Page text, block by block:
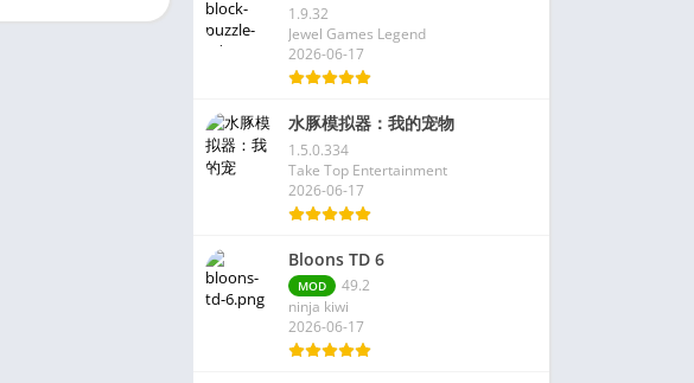
1.9.32
Jewel Games Legend
2026-06-17
水豚模拟器：我的宠物
1.5.0.334
Take Top Entertainment
2026-06-17
Bloons TD 6
MOD
49.2
ninja kiwi
2026-06-17